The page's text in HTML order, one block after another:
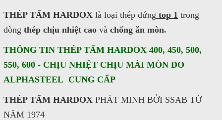
THÉP TẤM HARDOX là loại thép đứng top 1 trong
dòng thép chịu nhiệt cao và chống ăn mòn.
THÔNG TIN THÉP TẤM HARDOX 400, 450, 500,
550, 600 - CHỊU NHIỆT CHỊU MÀI MÒN DO
ALPHASTEEL CUNG CẤP
THÉP TẤM HARDOX PHÁT MINH BỞI SSAB TỪ
NĂM 1974
Nhắn tin
Mail